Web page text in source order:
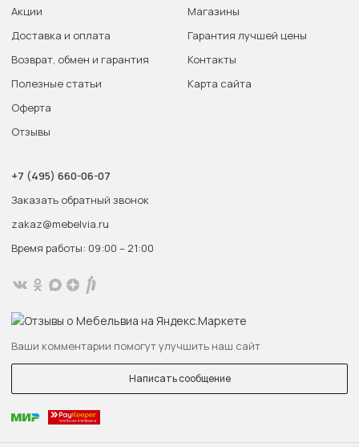
Акции
Доставка и оплата
Возврат, обмен и гарантия
Полезные статьи
Оферта
Отзывы
Магазины
Гарантия лучшей цены
Контакты
Карта сайта
+7 (495) 660-06-07
Заказать обратный звонок
zakaz@mebelvia.ru
Время работы: 09:00 – 21:00
Ваши комментарии помогут улучшить наш сайт
Написать сообщение